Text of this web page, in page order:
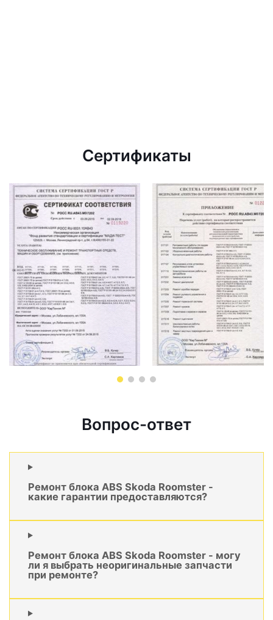
Сертификаты
Вопрос-ответ
Ремонт блока ABS Skoda Roomster -
какие гарантии предоставляются?
Ремонт блока ABS Skoda Roomster - могу
ли я выбрать неоригинальные запчасти
при ремонте?